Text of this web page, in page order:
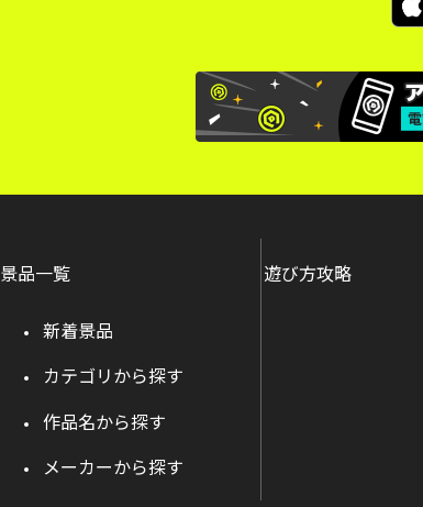
景品一覧
新着景品
カテゴリから探す
作品名から探す
メーカーから探す
遊び方攻略